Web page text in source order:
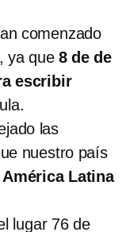
comenzado
ya que 8 de de
escribir
las
nuestro país
América Latina
lugar 76 de